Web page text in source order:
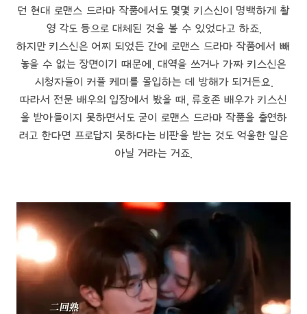
던 현대 로맨스 드라마 작품에서도 몇몇 키스신이 명백하게 촬
영 각도 등으로 대체된 것을 볼 수 있었다고 하죠.
하지만 키스신은 어찌 되었든 간에 로맨스 드라마 작품에서 빼
놓을 수 없는 장면이기 때문에, 대역을 쓰거나 가짜 키스신은
시청자들이 커플 케미를 몰입하는 데 방해가 되거든요.
따라서 전문 배우의 입장에서 봤을 때, 류호존 배우가 키스신
을 받아들이지 못하면서도 굳이 로맨스 드라마 작품을 출연하
려고 한다면 프로답지 못하다는 비판을 받는 것도 억울한 일은
아닐 거라는 거죠.